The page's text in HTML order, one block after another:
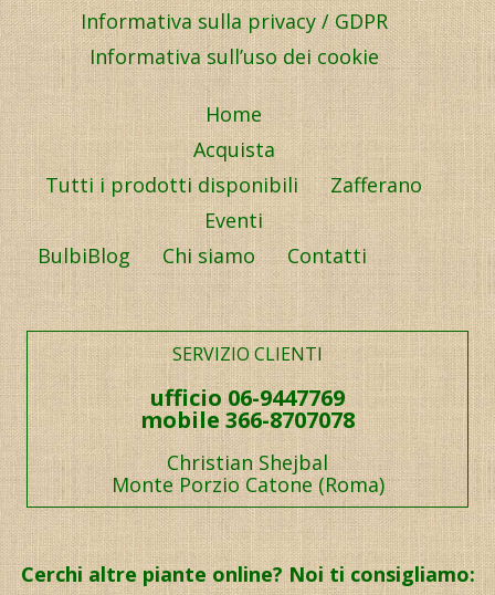
Informativa sulla privacy / GDPR
Informativa sull’uso dei cookie
Home
Acquista
Tutti i prodotti disponibili
Zafferano
Eventi
BulbiBlog
Chi siamo Contatti
SERVIZIO CLIENTI
ufficio 06-9447769
mobile 366-8707078
Christian Shejbal
Monte Porzio Catone (Roma)
Cerchi altre piante online? Noi ti consigliamo: